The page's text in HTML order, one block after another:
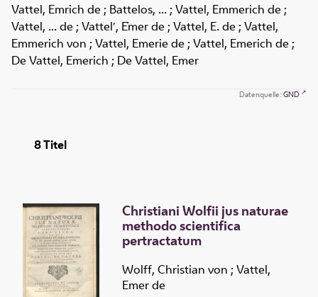
Vattel, Emrich de ; Battelos, ... ; Vattel, Emmerich de ;
Vattel, ... de ; Vattelʹ, Ėmer de ; Vattel, E. de ; Vattel,
Emmerich von ; Vattel, Emerie de ; Vattel, Emerich de ;
De Vattel, Emerich ; De Vattel, Emer
Datenquelle: GND
8Titel
Christiani Wolfii jus naturae
methodo scientifica
pertractatum
Wolff, Christian von ; Vattel,
Emer de